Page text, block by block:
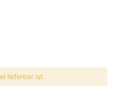
lieferbar ist.